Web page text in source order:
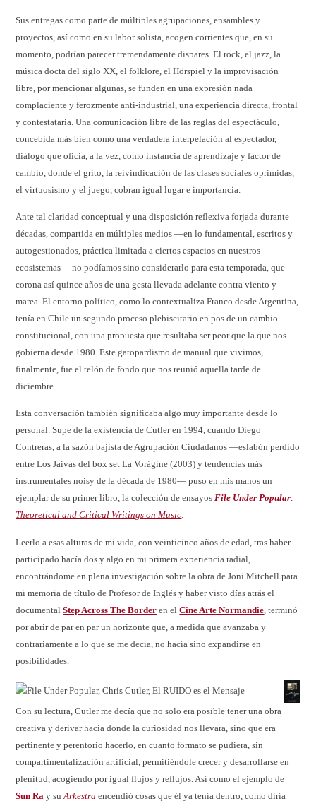
Sus entregas como parte de múltiples agrupaciones, ensambles y
proyectos, así como en su labor solista, acogen corrientes que, en su
momento, podrían parecer tremendamente dispares. El rock, el jazz, la
música docta del siglo XX, el folklore, el Hörspiel y la improvisación
libre, por mencionar algunas, se funden en una expresión nada
complaciente y ferozmente anti-industrial, una experiencia directa, frontal
y contestataria. Una comunicación libre de las reglas del espectáculo,
concebida más bien como una verdadera interpelación al espectador,
diálogo que oficia, a la vez, como instancia de aprendizaje y factor de
cambio, donde el grito, la reivindicación de las clases sociales oprimidas,
el virtuosismo y el juego, cobran igual lugar e importancia.
Ante tal claridad conceptual y una disposición reflexiva forjada durante
décadas, compartida en múltiples medios —en lo fundamental, escritos y
autogestionados, práctica limitada a ciertos espacios en nuestros
ecosistemas— no podíamos sino considerarlo para esta temporada, que
corona así quince años de una gesta llevada adelante contra viento y
marea. El entorno político, como lo contextualiza Franco desde Argentina,
tenía en Chile un segundo proceso plebiscitario en pos de un cambio
constitucional, con una propuesta que resultaba ser peor que la que nos
gobierna desde 1980. Este gatopardismo de manual que vivimos,
finalmente, fue el telón de fondo que nos reunió aquella tarde de
diciembre.
Esta conversación también significaba algo muy importante desde lo
personal. Supe de la existencia de Cutler en 1994, cuando Diego
Contreras, a la sazón bajista de Agrupación Ciudadanos —eslabón perdido
entre Los Jaivas del box set La Vorágine (2003) y tendencias más
instrumentales noisy de la década de 1980— puso en mis manos un
ejemplar de su primer libro, la colección de ensayosFile Under Popular.
Theoretical and Critical Writings on Music.
Leerlo a esas alturas de mi vida, con veinticinco años de edad, tras haber
participado hacía dos y algo en mi primera experiencia radial,
encontrándome en plena investigación sobre la obra de Joni Mitchell para
mi memoria de título de Profesor de Inglés y haber visto días atrás el
documentalStep Across The Border en elCine Arte Normandie , terminó
por abrir de par en par un horizonte que, a medida que avanzaba y
contrariamente a lo que se me decía, no hacía sino expandirse en
posibilidades.
Con su lectura, Cutler me decía que no solo era posible tener una obra
creativa y derivar hacia donde la curiosidad nos llevara, sino que era
pertinente y perentorio hacerlo, en cuanto formato se pudiera, sin
compartimentalización artificial, permitiéndole crecer y desarrollarse en
plenitud, acogiendo por igual flujos y reflujos. Así como el ejemplo de
Sun Ra y suArkestra encendió cosas que él ya tenía dentro, como diría